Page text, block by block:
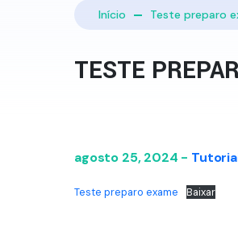
Início Teste preparo
TESTE
agosto 25, 2024 -
Teste preparo exame Baixar